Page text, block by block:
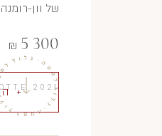
2021
של וון-
5 300
₪
+